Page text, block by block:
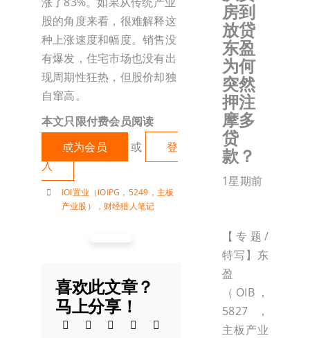
股的角度来看，很难解释这
种上涨速度和幅度。销售没
有爆发，住宅市场也没有出
现周期性狂热，但股价却独
自窜高。
本文只限付费会员阅读
成为会员
或
登
入
IOI置业（IOIPG，5249，主板
产业股）
， 财经猎人笔记
喜欢此文章？
马上分享！
房到
放贷
东盈
为何
突然
押注
摩多
贷
款？
1星期前
【专题/
特写】东
盈
（OIB，
5827，
主板产业